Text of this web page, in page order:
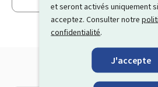
et seront activés uniquement
acceptez. Consulter notre
confidentialité.
J'accepte